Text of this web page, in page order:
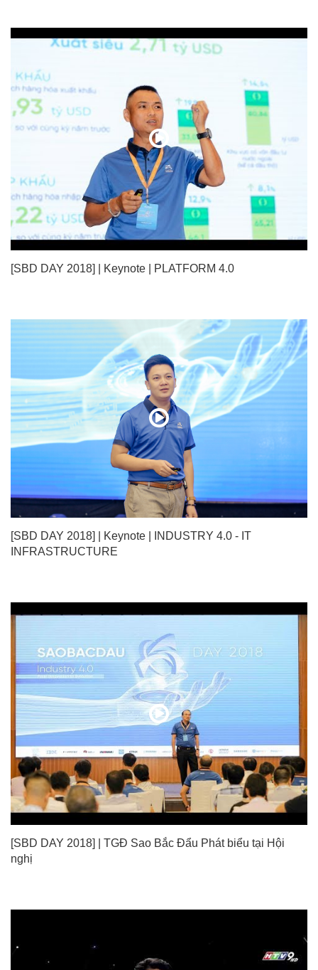
[SBD DAY 2018] | Keynote | PLATFORM 4.0
[SBD DAY 2018] | Keynote | INDUSTRY 4.0 - IT
INFRASTRUCTURE
[SBD DAY 2018] | TGĐ Sao Bắc Đẩu Phát biểu tại Hội
nghị